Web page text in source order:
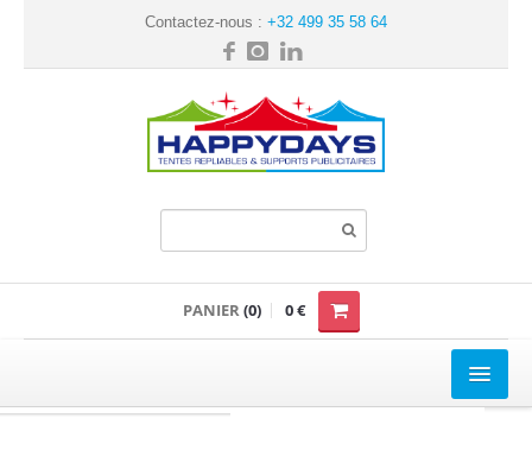
Contactez-nous : +32 499 35 58 64
PANIER(0) 0 €
TENTE REPLIABLE